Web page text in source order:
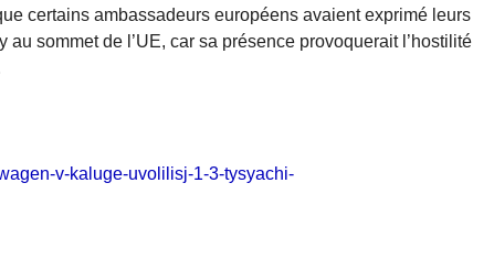
certains ambassadeurs européens avaient exprimé leurs
sommet de l’UE, car sa présence provoquerait l’hostilité
v-kaluge-uvolilisj-1-3-tysyachi-